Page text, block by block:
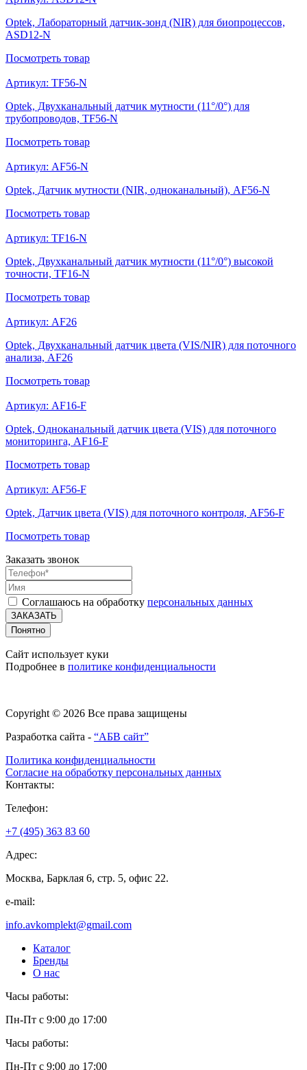
Optek, Лабораторный датчик-зонд (NIR) для биопроцессов,
ASD12-N
Посмотреть товар
Артикул: TF56-N
Optek, Двухканальный датчик мутности (11°/0°) для
трубопроводов, TF56-N
Посмотреть товар
Артикул: AF56-N
Optek, Датчик мутности (NIR, одноканальный), AF56-N
Посмотреть товар
Артикул: TF16-N
Optek, Двухканальный датчик мутности (11°/0°) высокой
точности, TF16-N
Посмотреть товар
Артикул: AF26
Optek, Двухканальный датчик цвета (VIS/NIR) для поточного
анализа, AF26
Посмотреть товар
Артикул: AF16-F
Optek, Одноканальный датчик цвета (VIS) для поточного
мониторинга, AF16-F
Посмотреть товар
Артикул: AF56-F
Optek, Датчик цвета (VIS) для поточного контроля, AF56-F
Посмотреть товар
Заказать звонок
Соглашаюсь на обработку персональных данных
ЗАКАЗАТЬ
Понятно
Сайт использует куки
Подробнее в политике конфиденциальности
Copyright © 2026 Все права защищены
Разработка сайта - “АБВ сайт”
Политика конфиденциальности
Согласие на обработку персональных данных
Контакты:
Телефон:
+7 (495) 363 83 60
Адрес:
Москва, Барклая 6, стр. 5, офис 22.
e-mail:
info.avkomplekt@gmail.com
Каталог
Бренды
О нас
Часы работы:
Пн-Пт с 9:00 до 17:00
Часы работы:
Пн-Пт с 9:00 до 17:00